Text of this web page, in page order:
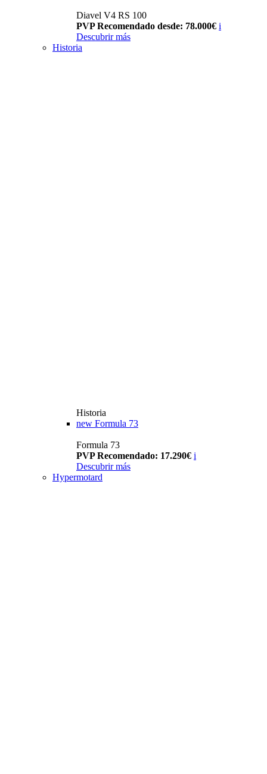
Diavel V4 RS 100
PVP Recomendado desde: 78.000€ i
Descubrir más
Historia
Historia
new Formula 73
Formula 73
PVP Recomendado: 17.290€ i
Descubrir más
Hypermotard